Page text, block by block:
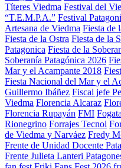
Títeres Viedma Festival del
“T.E.M.P.A.” Festival
Artesana de Viedma Fiesta de
Fiesta de la Ostra Fiesta de la
Patagonica Fiesta de la
Soberanía Patagónica 2026
Mar y el Acampante 2018
Fiesta Nacional del Mar y el
Guillermo Ibáñez Fiscal jefe
Viedma Florencia Alcaraz
Florencia Rupayán FMI
Rionegrino Forrajes Tecnol
de Viedma y Narváez Fredy
Frente de Unidad Docente
Frente Julieta Lanteri